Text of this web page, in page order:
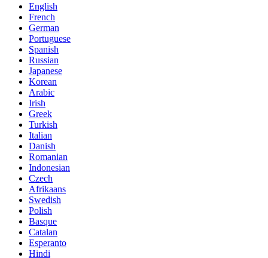
English
French
German
Portuguese
Spanish
Russian
Japanese
Korean
Arabic
Irish
Greek
Turkish
Italian
Danish
Romanian
Indonesian
Czech
Afrikaans
Swedish
Polish
Basque
Catalan
Esperanto
Hindi